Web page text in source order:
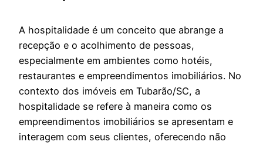
A hospitalidade é um conceito que abrange a
recepção e o acolhimento de pessoas,
especialmente em ambientes como hotéis,
restaurantes e empreendimentos imobiliários. No
contexto dos imóveis em Tubarão/SC, a
hospitalidade se refere à maneira como os
empreendimentos imobiliários se apresentam e
interagem com seus clientes, oferecendo não